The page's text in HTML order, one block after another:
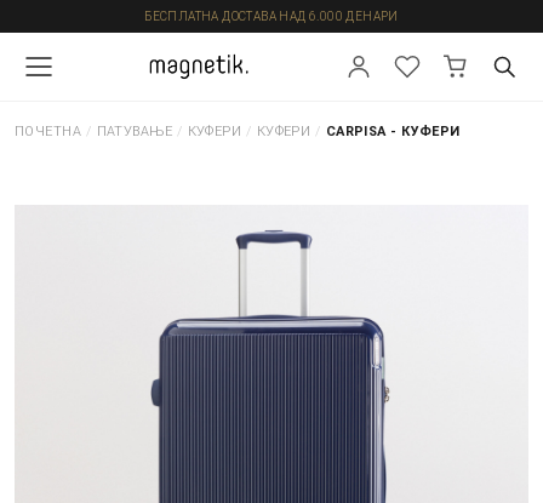
БЕСПЛАТНА ДОСТАВА НАД 6.000 ДЕНАРИ
ПОЧЕТНА / ПАТУВАЊЕ / КУФЕРИ / КУФЕРИ / CARPISA - КУФЕРИ